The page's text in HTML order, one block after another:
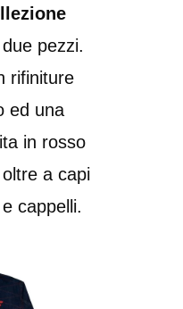
pezzi.
rifiniture
ed una
in rosso
a capi
cappelli.